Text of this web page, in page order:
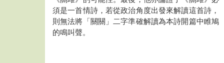
須是一首情詩，若從政治角度出發來解讀這首詩，
則無法將「關關」二字準確解讀為本詩開篇中睢鳩
的鳴叫聲。